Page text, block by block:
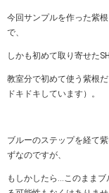
今回サンプルを作った紫
で、
しかも初めて取り寄せた
教室分で初めて使う紫根
ドキドキしています）。
ブルーのステップを経て
ずなのですが、
もしかしたら…このまま